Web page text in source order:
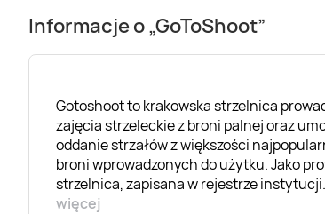
Informacje o „GoToShoot”
Gotoshoot to krakowska strzelnica
zajęcia strzeleckie z broni palnej oraz
oddanie strzałów z większości
broni wprowadzonych do użytku. Jako
strzelnica, zapisana w rejestrze instytucji
więcej